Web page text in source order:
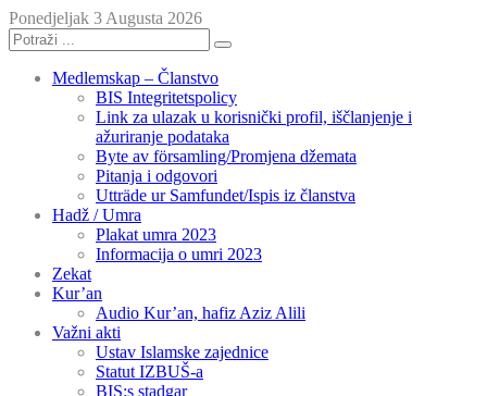
Ponedjeljak 3 Augusta 2026
Medlemskap – Članstvo
BIS Integritetspolicy
Link za ulazak u korisnički profil, iščlanjenje i
ažuriranje podataka
Byte av församling/Promjena džemata
Pitanja i odgovori
Utträde ur Samfundet/Ispis iz članstva
Hadž / Umra
Plakat umra 2023
Informacija o umri 2023
Zekat
Kur’an
Audio Kur’an, hafiz Aziz Alili
Važni akti
Ustav Islamske zajednice
Statut IZBUŠ-a
BIS:s stadgar